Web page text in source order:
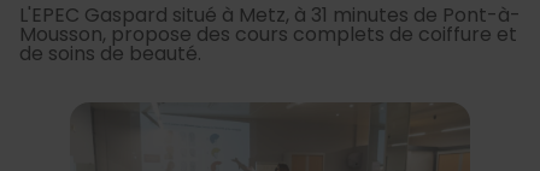
L'EPEC Gaspard situé à Metz, à 31 minutes de Pont-à-
Mousson, propose des cours complets de coiffure et
de soins de beauté.